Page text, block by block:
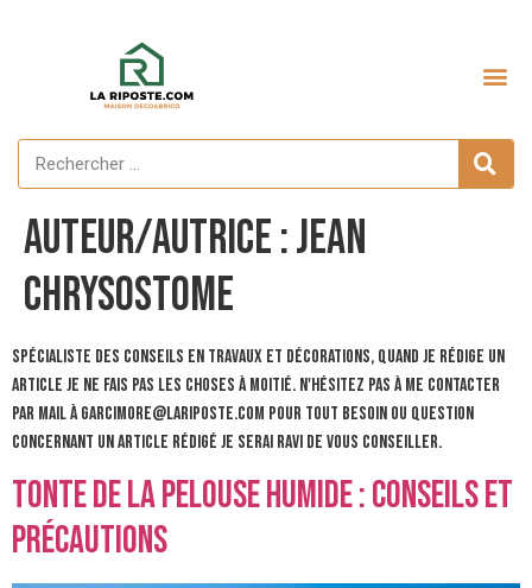
Auteur/autrice :Jean
Chrysostome
Spécialiste des conseils en travaux et décorations, Quand je rédige un
article je ne fais pas les choses à moitié. N'hésitez pas à me contacter
par mail à Garcimore@lariposte.com pour tout besoin ou question
concernant un article rédigé je serai ravi de vous conseiller.
Tonte de la pelouse humide : Conseils et
Précautions